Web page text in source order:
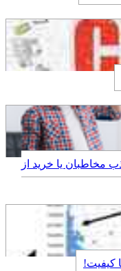
مخاطبان یا خرید از
کیفیت!